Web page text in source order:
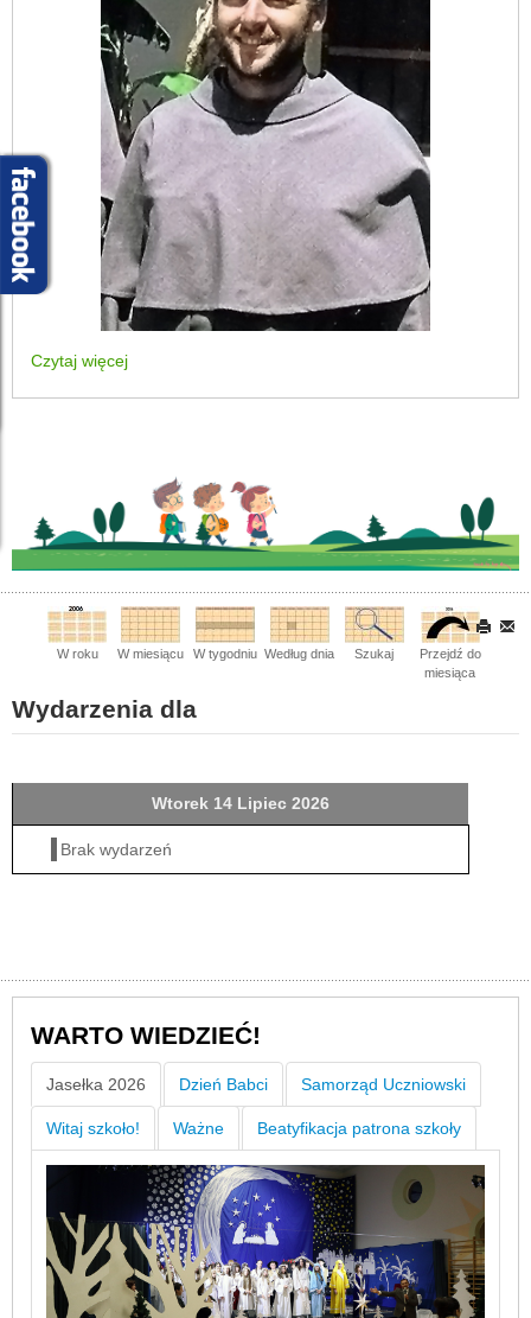
Czytaj więcej
W roku W miesiącu W tygodniu Według dnia Szukaj
Przejdź do
miesiąca
Wydarzenia dla
Wtorek 14 Lipiec 2026
Brak wydarzeń
WARTO WIEDZIEĆ!
Jasełka 2026 Dzień Babci Samorząd Uczniowski
Witaj szkoło! Ważne Beatyfikacja patrona szkoły